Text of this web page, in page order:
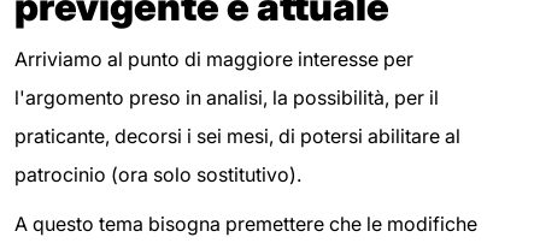
Arriviamo al punto di maggiore interesse per
l'argomento preso in analisi, la possibilità, per il
praticante, decorsi i sei mesi, di potersi abilitare al
patrocinio (ora solo sostitutivo).
A questo tema bisogna premettere che le modifiche